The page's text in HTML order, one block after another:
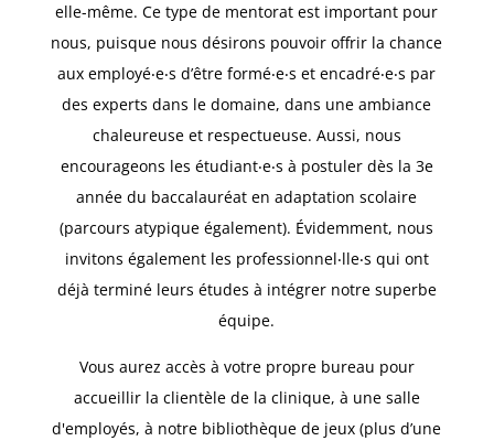
elle-même. Ce type de mentorat est important pour
nous, puisque nous désirons pouvoir offrir la chance
aux employé‧e‧s d’être formé‧e‧s et encadré‧e‧s par
des experts dans le domaine, dans une ambiance
chaleureuse et respectueuse. Aussi, nous
encourageons les étudiant‧e‧s à postuler dès la 3e
année du baccalauréat en adaptation scolaire
(parcours atypique également). Évidemment, nous
invitons également les professionnel‧lle‧s qui ont
déjà terminé leurs études à intégrer notre superbe
équipe.
Vous aurez accès à votre propre bureau pour
accueillir la clientèle de la clinique, à une salle
d'employés, à notre bibliothèque de jeux (plus d’une